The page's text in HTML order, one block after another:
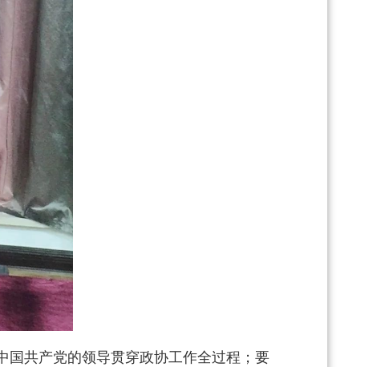
国共产党的领导贯穿政协工作全过程；要